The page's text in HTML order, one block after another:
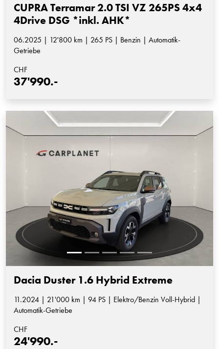
CUPRA Terramar 2.0 TSI VZ 265PS 4x4
4Drive DSG *inkl. AHK*
06.2025 | 12'800 km | 265 PS | Benzin | Automatik-
Getriebe
CHF
37'990.-
Dacia Duster 1.6 Hybrid Extreme
11.2024 | 21'000 km | 94 PS | Elektro/Benzin Voll-Hybrid |
Automatik-Getriebe
CHF
24'990.-